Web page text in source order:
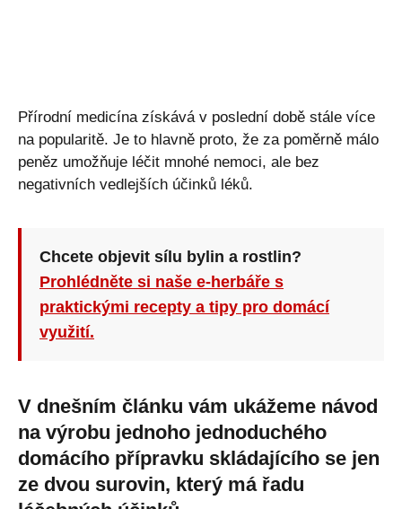
Přírodní medicína získává v poslední době stále více
na popularitě. Je to hlavně proto, že za poměrně málo
peněz umožňuje léčit mnohé nemoci, ale bez
negativních vedlejších účinků léků.
Chcete objevit sílu bylin a rostlin?
Prohlédněte si naše e-herbáře s
praktickými recepty a tipy pro domácí
využití.
V dnešním článku vám ukážeme návod
na výrobu jednoho jednoduchého
domácího přípravku skládajícího se jen
ze dvou surovin, který má řadu